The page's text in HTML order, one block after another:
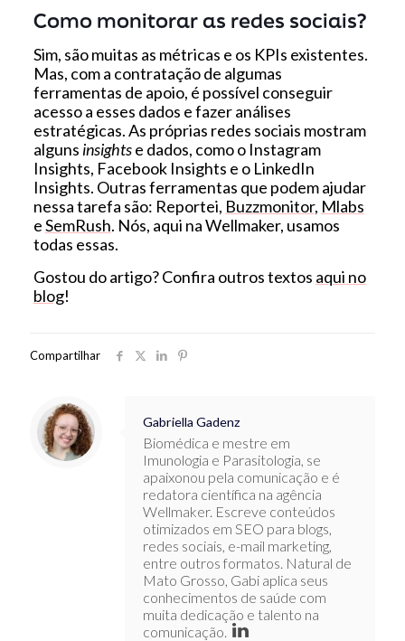
Como monitorar as redes sociais?
Sim, são muitas as métricas e os KPIs existentes.
Mas, com a contratação de algumas
ferramentas de apoio, é possível conseguir
acesso a esses dados e fazer análises
estratégicas. As próprias redes sociais mostram
alguns insightse dados, como o Instagram
Insights, Facebook Insights e o LinkedIn
Insights. Outras ferramentas que podem ajudar
nessa tarefa são: Reportei, Buzzmonitor, Mlabs
eSemRush. Nós, aqui na Wellmaker, usamos
todas essas.
Gostou do artigo? Confira outros textos aqui no
blog!
Compartilhar
Gabriella Gadenz
Biomédica e mestre em
Imunologia e Parasitologia, se
apaixonou pela comunicação e é
redatora científica na agência
Wellmaker. Escreve conteúdos
otimizados em SEO para blogs,
redes sociais, e-mail marketing,
entre outros formatos. Natural de
Mato Grosso, Gabi aplica seus
conhecimentos de saúde com
muita dedicação e talento na
comunicação.